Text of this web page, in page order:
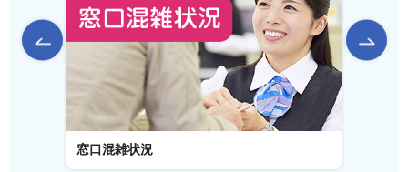
前のスライドを表示
窓口混雑状況